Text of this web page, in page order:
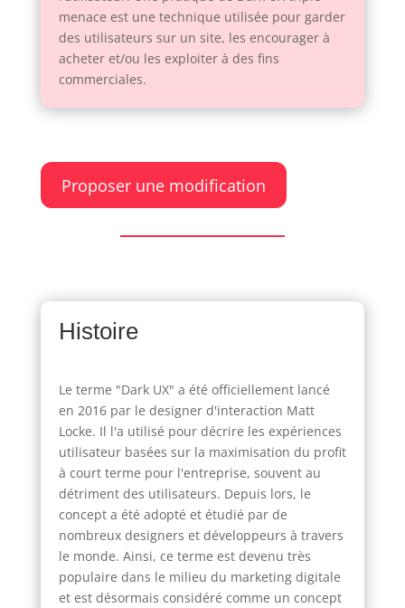
menace est une technique utilisée pour garder
des utilisateurs sur un site, les encourager à
acheter et/ou les exploiter à des fins
commerciales.
Proposer une modification
Histoire
Le terme "Dark UX" a été officiellement lancé
en 2016 par le designer d'interaction Matt
Locke. Il l'a utilisé pour décrire les expériences
utilisateur basées sur la maximisation du profit
à court terme pour l'entreprise, souvent au
détriment des utilisateurs. Depuis lors, le
concept a été adopté et étudié par de
nombreux designers et développeurs à travers
le monde. Ainsi, ce terme est devenu très
populaire dans le milieu du marketing digitale
et est désormais considéré comme un concept